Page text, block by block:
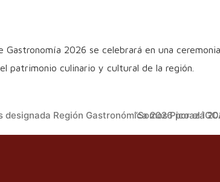
Gastronomía 2026 se celebrará en una
patrimonio culinario y cultural de la región.
Región Gastronómica 2026 por el
“Somos Picoazá